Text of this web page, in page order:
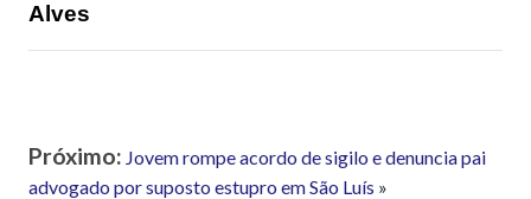
Alves
Próximo: Jovem rompe acordo de sigilo e denuncia pai
advogado por suposto estupro em São Luís »